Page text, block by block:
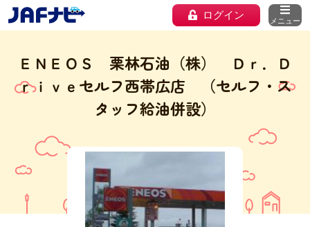
ログイン メニュー
ＥＮＥＯＳ 栗林石油（株） Ｄｒ．Ｄ
ｒｉｖｅセルフ西帯広店 （セルフ・ス
タッフ給油併設）